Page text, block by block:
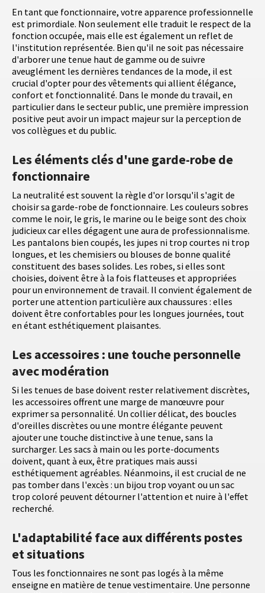
En tant que fonctionnaire, votre apparence professionnelle
est primordiale. Non seulement elle traduit le respect de la
fonction occupée, mais elle est également un reflet de
l'institution représentée. Bien qu'il ne soit pas nécessaire
d'arborer une tenue haut de gamme ou de suivre
aveuglément les dernières tendances de la mode, il est
crucial d'opter pour des vêtements qui allient élégance,
confort et fonctionnalité. Dans le monde du travail, en
particulier dans le secteur public, une première impression
positive peut avoir un impact majeur sur la perception de
vos collègues et du public.
Les éléments clés d'une garde-robe de
fonctionnaire
La neutralité est souvent la règle d'or lorsqu'il s'agit de
choisir sa garde-robe de fonctionnaire. Les couleurs sobres
comme le noir, le gris, le marine ou le beige sont des choix
judicieux car elles dégagent une aura de professionnalisme.
Les pantalons bien coupés, les jupes ni trop courtes ni trop
longues, et les chemisiers ou blouses de bonne qualité
constituent des bases solides. Les robes, si elles sont
choisies, doivent être à la fois flatteuses et appropriées
pour un environnement de travail. Il convient également de
porter une attention particulière aux chaussures : elles
doivent être confortables pour les longues journées, tout
en étant esthétiquement plaisantes.
Les accessoires : une touche personnelle
avec modération
Si les tenues de base doivent rester relativement discrètes,
les accessoires offrent une marge de manœuvre pour
exprimer sa personnalité. Un collier délicat, des boucles
d'oreilles discrètes ou une montre élégante peuvent
ajouter une touche distinctive à une tenue, sans la
surcharger. Les sacs à main ou les porte-documents
doivent, quant à eux, être pratiques mais aussi
esthétiquement agréables. Néanmoins, il est crucial de ne
pas tomber dans l'excès : un bijou trop voyant ou un sac
trop coloré peuvent détourner l'attention et nuire à l'effet
recherché.
L'adaptabilité face aux différents postes
et situations
Tous les fonctionnaires ne sont pas logés à la même
enseigne en matière de tenue vestimentaire. Une personne